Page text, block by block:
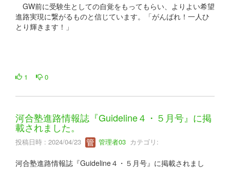
GW前に受験生としての自覚をもってもらい、よりよい希望
進路実現に繋がるものと信じています。「がんばれ！一人ひ
とり輝きます！」
1 0
河合塾進路情報誌『Guideline４・５月号』に掲
載されました。
投稿日時 : 2024/04/23 管理者03 カテゴリ:
河合塾進路情報誌『Guideline４・５月号』に掲載されまし